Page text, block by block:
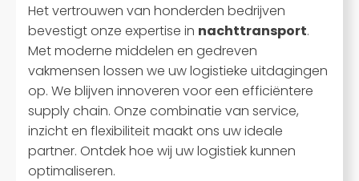
Het vertrouwen van honderden bedrijven
bevestigt onze expertise in nachttransport.
Met moderne middelen en gedreven
vakmensen lossen we uw logistieke uitdagingen
op. We blijven innoveren voor een efficiëntere
supply chain. Onze combinatie van service,
inzicht en flexibiliteit maakt ons uw ideale
partner. Ontdek hoe wij uw logistiek kunnen
optimaliseren.